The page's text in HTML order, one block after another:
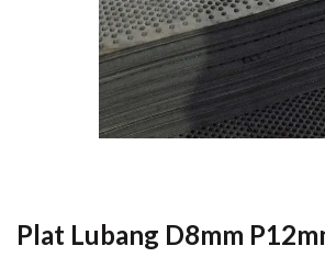
Plat Lubang D8mm